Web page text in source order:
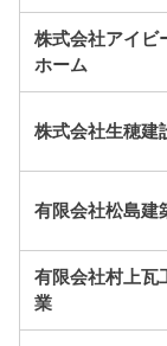
株式会社アイビ
ホーム
株式会社生穂建
有限会社松島建
有限会社村上瓦
業